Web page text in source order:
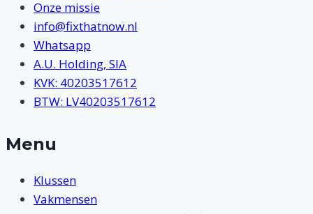
Onze missie
info@fixthatnow.nl
Whatsapp
A.U. Holding, SIA
KVK: 40203517612
BTW: LV40203517612
Menu
Klussen
Vakmensen